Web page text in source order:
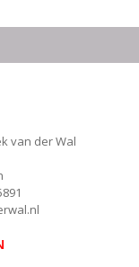
van der Wal